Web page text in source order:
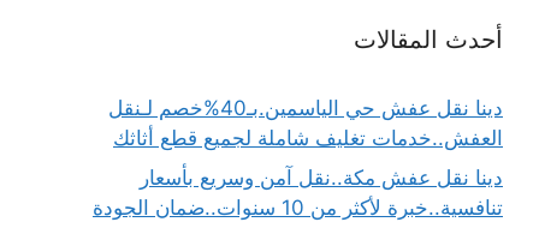
أحدث المقالات
دينا نقل عفش حي الياسمين.بـ40%خصم لـنقل
العفش..خدمات تغليف شاملة لجميع قطع أثاثك
دينا نقل عفش مكة..نقل آمن وسريع بأسعار
تنافسية..خبرة لأكثر من 10 سنوات..ضمان الجودة